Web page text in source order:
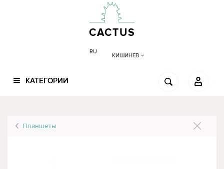
CACTUS
RU
КИШИНЕВ
КАТЕГОРИИ
Планшеты